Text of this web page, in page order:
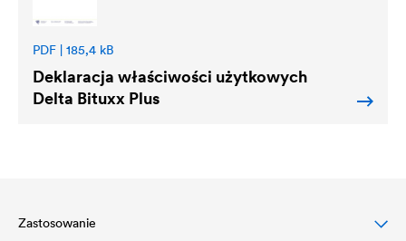
PDF | 185,4 kB
Deklaracja właściwości użytkowych
Delta Bituxx Plus
Zastosowanie